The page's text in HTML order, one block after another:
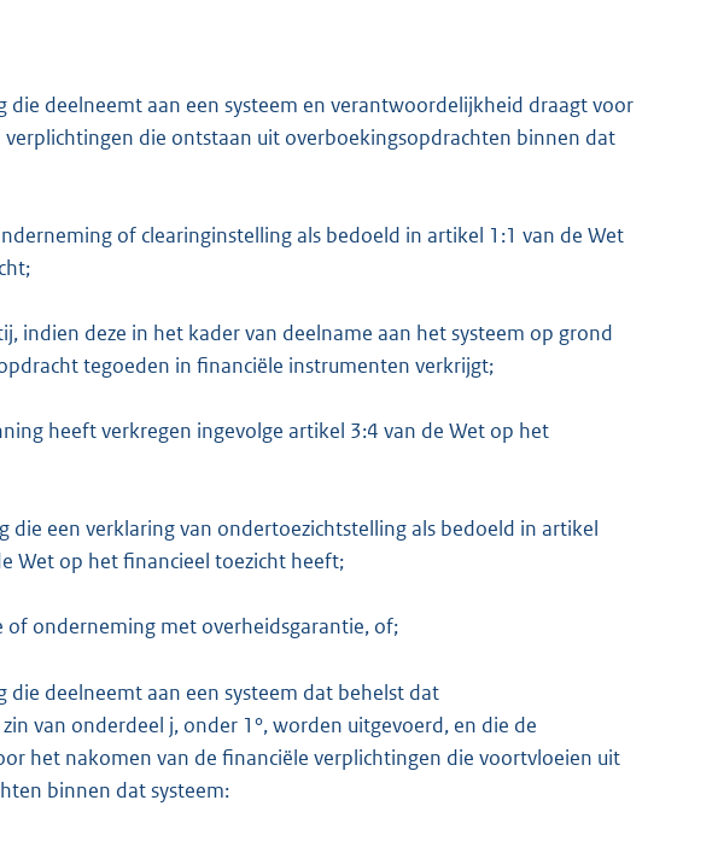
die deelneemt aan een systeem en verantwoordelijkheid draagt voor
die ontstaan uit overboekingsopdrachten binnen dat
of clearinginstelling als bedoeld in artikel 1:1 van de Wet
indien deze in het kader van deelname aan het systeem op grond
tegoeden in financiële instrumenten verkrijgt;
heeft verkregen ingevolge artikel 3:4 van de Wet op het
die een verklaring van ondertoezichtstelling als bedoeld in artikel
Wet op het financieel toezicht heeft;
of onderneming met overheidsgarantie, of;
die deelneemt aan een systeem dat behelst dat
van onderdeel j, onder 1°, worden uitgevoerd, en die de
het nakomen van de financiële verplichtingen die voortvloeien uit
binnen dat systeem: